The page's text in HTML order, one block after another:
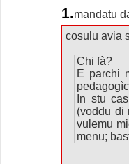
1.mandatu
cosulu avia
Chi fà?
E parchi
In stu
(voddu di
vulemu
menu;